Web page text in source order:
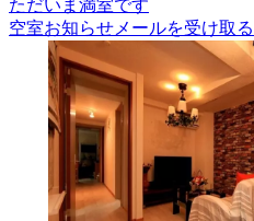
ただいま満室です
空室お知らせメールを受け取る